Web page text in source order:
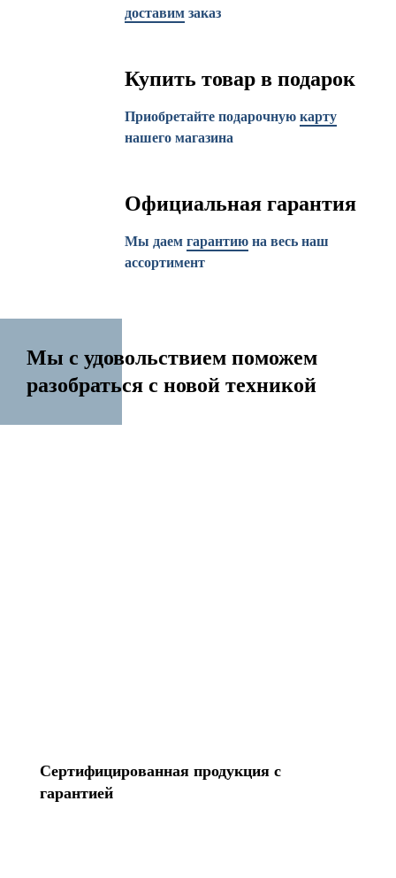
доставим заказ
Купить товар в подарок
Приобретайте подарочную карту
нашего магазина
Официальная гарантия
Мы даем гарантию на весь наш
ассортимент
Мы с удовольствием поможем
разобраться с новой техникой
Сертифицированная продукция с
гарантией